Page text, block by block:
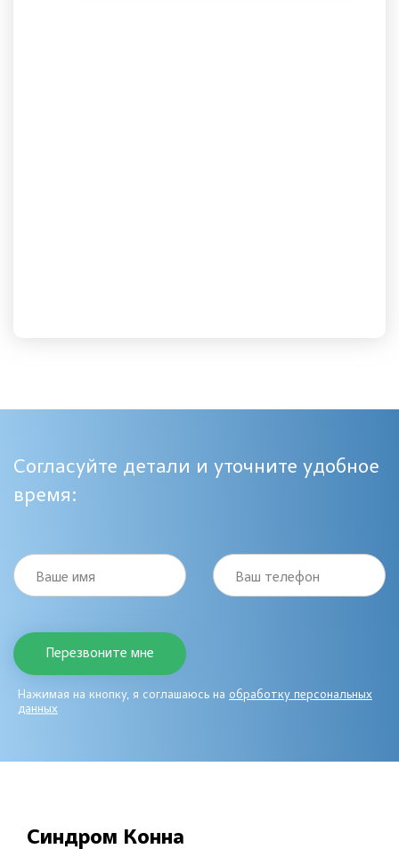
Согласуйте детали и уточните удобное
время:
Ваше имя Ваш телефон
Нажимая на кнопку, я соглашаюсь на обработку персональных
данных
Синдром Конна